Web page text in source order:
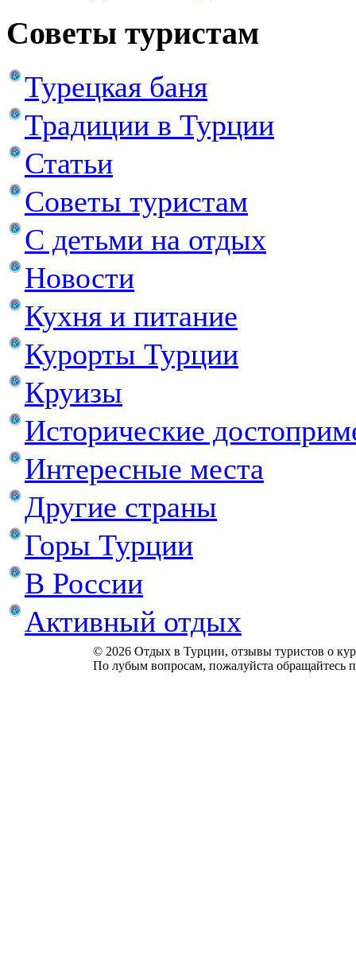
Советы туристам
Турецкая баня
Традиции в Турции
Статьи
Советы туристам
С детьми на отдых
Новости
Кухня и питание
Курорты Турции
Круизы
Исторические
Интересные места
Другие страны
Горы Турции
В России
Активный отдых
© 2026 Отдых в Турции, отзывы туристов о
По лубым вопросам, пожалуйста обращайтесь